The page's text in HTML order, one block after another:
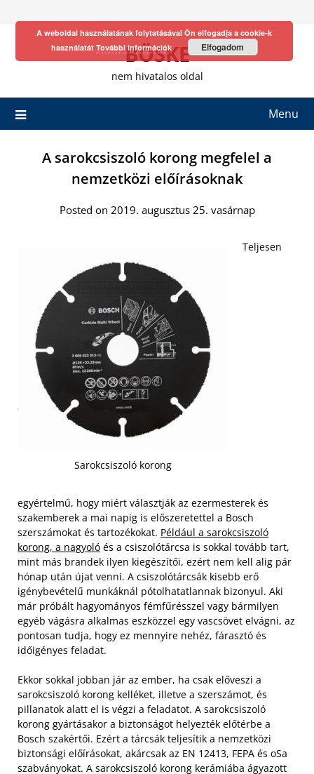
BÖSKE
nem hivatalos oldal
Menu
A sarokcsiszoló korong megfelel a
nemzetközi előírásoknak
Posted on 2019. augusztus 25. vasárnap
Sarokcsiszoló korong
Teljesen
egyértelmű, hogy miért választják az ezermesterek és
szakemberek a mai napig is előszeretettel a Bosch
szerszámokat és tartozékokat. Például a sarokcsiszoló
korong, a nagyoló és a csiszolótárcsa is sokkal tovább tart,
mint más brandek ilyen kiegészítői, ezért nem kell alig pár
hónap után újat venni. A csiszolótárcsák kisebb erő
igénybevételű munkáknál pótolhatatlannak bizonyul. Aki
már próbált hagyományos fémfűrésszel vagy bármilyen
egyéb vágásra alkalmas eszközzel egy vascsövet elvágni, az
pontosan tudja, hogy ez mennyire nehéz, fárasztó és
időigényes feladat.
Ekkor sokkal jobban jár az ember, ha csak előveszi a
sarokcsiszoló korong kelléket, illetve a szerszámot, és
pillanatok alatt el is végzi a feladatot. A sarokcsiszoló
korong gyártásakor a biztonságot helyezték előtérbe a
Bosch szakértői. Ezért a tárcsák teljesítik a nemzetközi
biztonsági előírásokat, akárcsak az EN 12413, FEPA és oSa
szabványokat. A sarokcsiszoló korong kerámiába ágyazott
A weboldal használatának folytatásával Ön elfogadja a cookie-k
használatát További információk Elfogadom